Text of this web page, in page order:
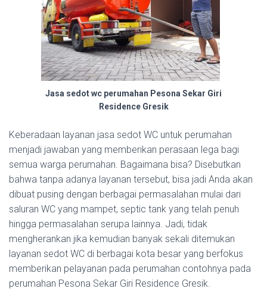
Jasa sedot wc perumahan Pesona Sekar Giri
Residence Gresik
Keberadaan layanan jasa sedot WC untuk perumahan
menjadi jawaban yang memberikan perasaan lega bagi
semua warga perumahan. Bagaimana bisa? Disebutkan
bahwa tanpa adanya layanan tersebut, bisa jadi Anda akan
dibuat pusing dengan berbagai permasalahan mulai dari
saluran WC yang mampet, septic tank yang telah penuh
hingga permasalahan serupa lainnya. Jadi, tidak
mengherankan jika kemudian banyak sekali ditemukan
layanan sedot WC di berbagai kota besar yang berfokus
memberikan pelayanan pada perumahan contohnya pada
perumahan Pesona Sekar Giri Residence Gresik.